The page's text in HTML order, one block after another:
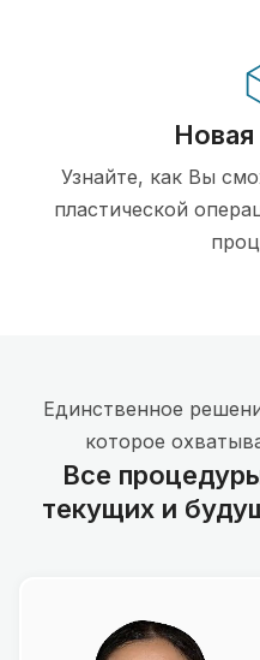
Узнайте, как Вы
пластической
Единственное
которое
Все
текущих и